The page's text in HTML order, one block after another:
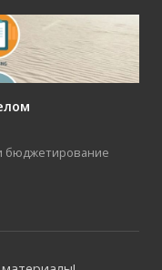
бюджетирование